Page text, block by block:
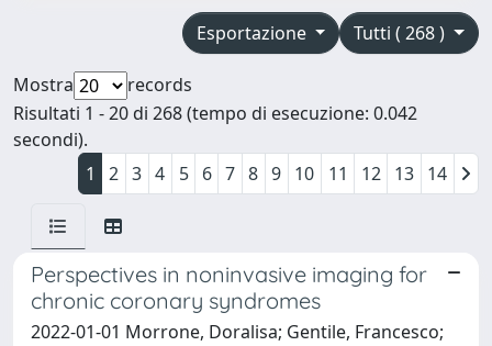
Tutti ( 268 )
Esportazione
Mostra
records
Risultati 1 - 20 di 268 (tempo di esecuzione: 0.042
secondi).
1
2 3 4 5 6 7 8 9 10 11 12 13 14
Perspectives in noninvasive imaging for
chronic coronary syndromes
2022-01-01 Morrone, Doralisa; Gentile, Francesco;